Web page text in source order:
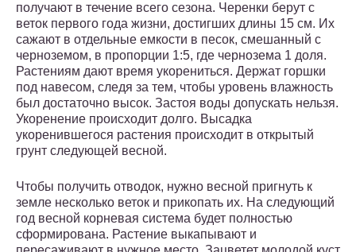
получают в течение всего сезона. Черенки берут с
веток первого года жизни, достигших длины 15 см. Их
сажают в отдельные емкости в песок, смешанный с
черноземом, в пропорции 1:5, где чернозема 1 доля.
Растениям дают время укорениться. Держат горшки
под навесом, следя за тем, чтобы уровень влажность
был достаточно высок. Застоя воды допускать нельзя.
Укоренение происходит долго. Высадка
укоренившегося растения происходит в открытый
грунт следующей весной.
Чтобы получить отводок, нужно весной пригнуть к
земле несколько веток и прикопать их. На следующий
год весной корневая система будет полностью
сформирована. Растение выкапывают и